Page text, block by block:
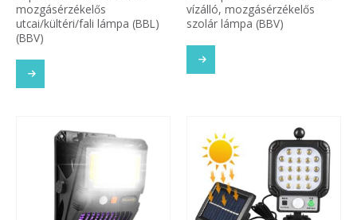
mozgásérzékelős
utcai/kültéri/fali lámpa (BBL)
(BBV)
vízálló, mozgásérzékelős
szolár lámpa (BBV)